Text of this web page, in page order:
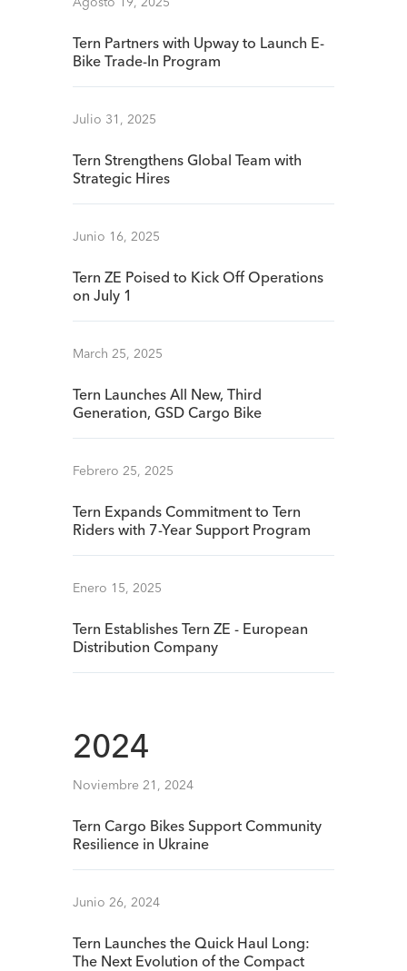
Agosto 19, 2025
Tern Partners with Upway to Launch E-
Bike Trade-In Program
Julio 31, 2025
Tern Strengthens Global Team with
Strategic Hires
Junio 16, 2025
Tern ZE Poised to Kick Off Operations
on July 1
March 25, 2025
Tern Launches All New, Third
Generation, GSD Cargo Bike
Febrero 25, 2025
Tern Expands Commitment to Tern
Riders with 7-Year Support Program
Enero 15, 2025
Tern Establishes Tern ZE - European
Distribution Company
2024
Noviembre 21, 2024
Tern Cargo Bikes Support Community
Resilience in Ukraine
Junio 26, 2024
Tern Launches the Quick Haul Long:
The Next Evolution of the Compact